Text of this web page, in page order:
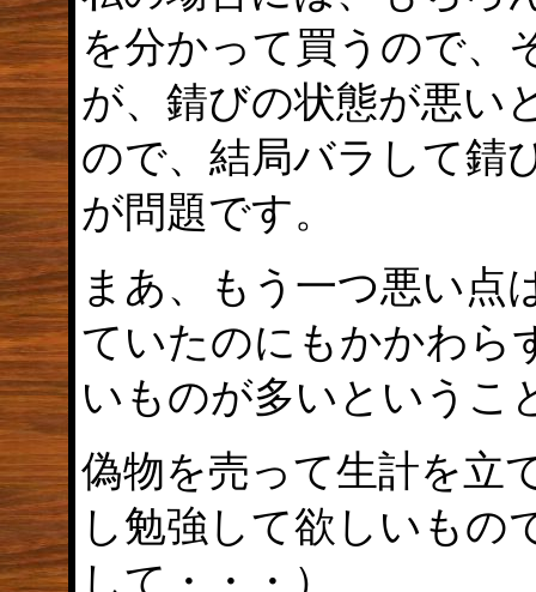
を分かって買うので、
が、錆びの状態が悪い
ので、結局バラして錆
が問題です。
まあ、もう一つ悪い点
ていたのにもかかわら
いものが多いというこ
偽物を売って生計を立
し勉強して欲しいもの
して・・・）